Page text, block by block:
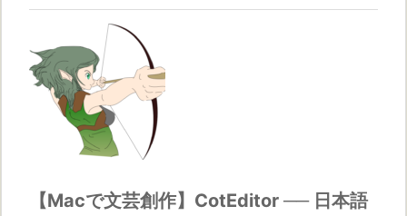
【Macで文芸創作】CotEditor ── 日本語